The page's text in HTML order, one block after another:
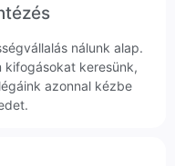
nálunk alap.
kifogásokat keresünk,
azonnal kézbe